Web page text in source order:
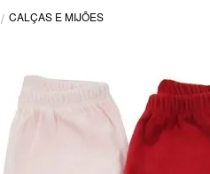
CALÇAS E MIJÕES